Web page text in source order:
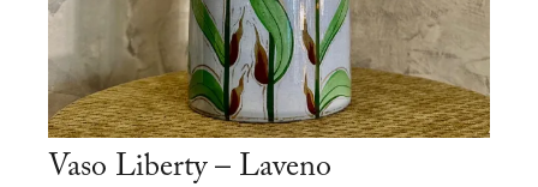
Vaso Liberty – Laveno